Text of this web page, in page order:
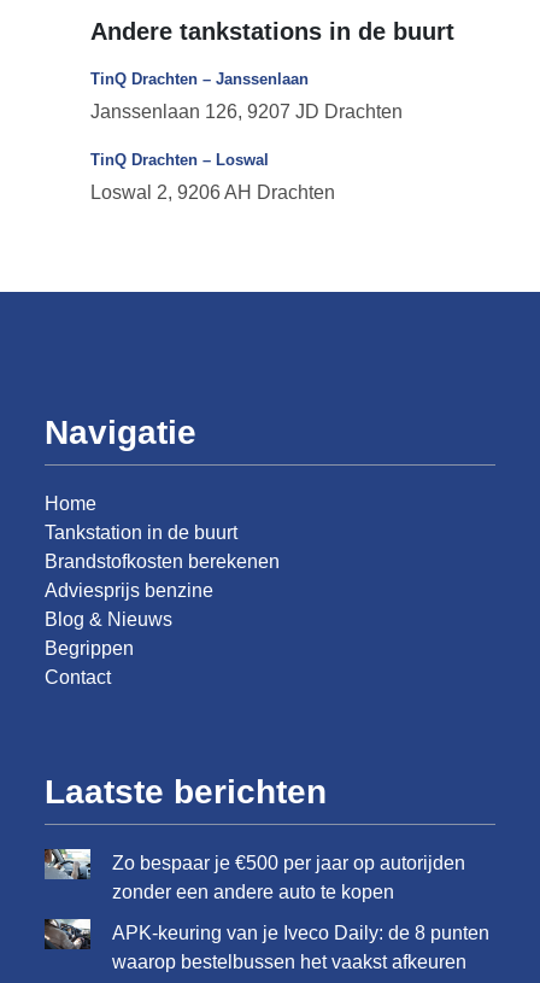
Andere tankstations in de buurt
TinQ Drachten – Janssenlaan
Janssenlaan 126, 9207 JD Drachten
TinQ Drachten – Loswal
Loswal 2, 9206 AH Drachten
Navigatie
Home
Tankstation in de buurt
Brandstofkosten berekenen
Adviesprijs benzine
Blog & Nieuws
Begrippen
Contact
Laatste berichten
Zo bespaar je €500 per jaar op autorijden
zonder een andere auto te kopen
APK-keuring van je Iveco Daily: de 8 punten
waarop bestelbussen het vaakst afkeuren